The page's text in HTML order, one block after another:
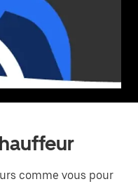
comme vous pour